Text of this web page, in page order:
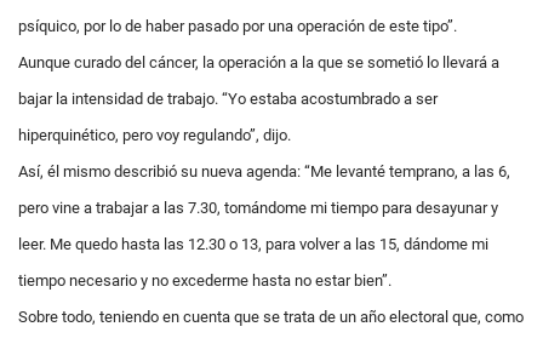
psíquico, por lo de haber pasado por una operación de este tipo”.
Aunque curado del cáncer, la operación a la que se sometió lo llevará a
bajar la intensidad de trabajo. “Yo estaba acostumbrado a ser
hiperquinético, pero voy regulando”, dijo.
Así, él mismo describió su nueva agenda: “Me levanté temprano, a las 6,
pero vine a trabajar a las 7.30, tomándome mi tiempo para desayunar y
leer. Me quedo hasta las 12.30 o 13, para volver a las 15, dándome mi
tiempo necesario y no excederme hasta no estar bien”.
Sobre todo, teniendo en cuenta que se trata de un año electoral que, como